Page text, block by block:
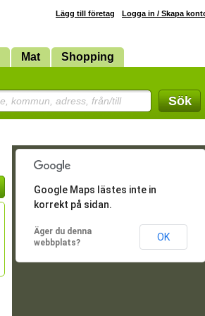
Lägg till företag Logga in / Skapa
Mat Shopping
kommun, adress, från/till Sök
Google Maps lästes inte in
korrekt på sidan.
Äger du denna
webbplats?
OK